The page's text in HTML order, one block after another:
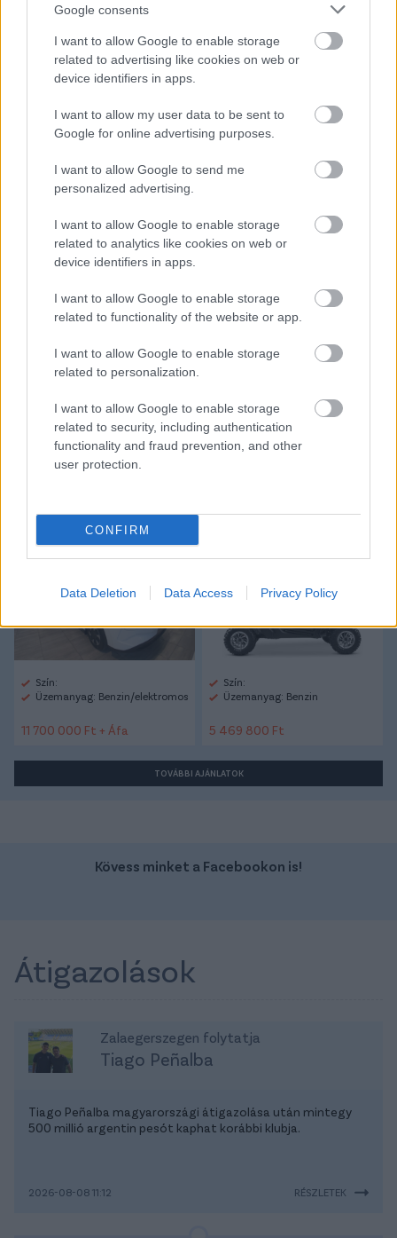
Google consents
I want to allow Google to enable storage
related to advertising like cookies on web or
device identifiers in apps.
I want to allow my user data to be sent to
Google for online advertising purposes.
I want to allow Google to send me
personalized advertising.
I want to allow Google to enable storage
related to analytics like cookies on web or
device identifiers in apps.
I want to allow Google to enable storage
related to functionality of the website or app.
I want to allow Google to enable storage
related to personalization.
I want to allow Google to enable storage
related to security, including authentication
functionality and fraud prevention, and other
user protection.
CONFIRM
Data Deletion Data Access Privacy Policy
Itt állíthatod be, hogy a Csakfoci az elsők
között legyen a Google-találatokban
Link másolása Email küldés
CÍMKÉK: #KÜLFÖLDI FOCI
#BAJNOKOK LIGÁJA
#CSAKFOCI-SZAVAZÁS
#BL-DÖNTŐ
Autópiac
Ford Transit
Szín:
Üzemanyag: Benzin/elektromos
11 700 000 Ft + Áfa
Szín:
Üzemanyag: Benzin
5 469 800 Ft
TOVÁBBI AJÁNLATOK
Kövess minket a Facebookon is!
Átigazolások
Zalaegerszegen folytatja
Tiago Peñalba
Tiago Peñalba magyarországi átigazolása után mintegy
500 millió argentin pesót kaphat korábbi klubja.
2026-08-08 11:12 RÉSZLETEK